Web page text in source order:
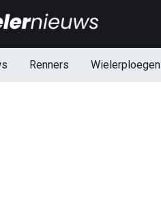
Renners Wielerploegen